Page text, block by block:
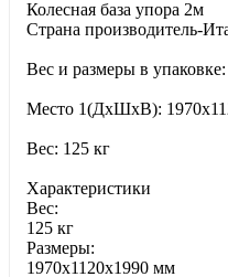
Колесная база упора 2м
Страна производитель-
Вес и размеры в упаковке:
Место 1(ДхШхВ):
Вес: 125 кг
Характеристики
Bec:
125 кг
Paзмepы:
1970х1120х1990 мм